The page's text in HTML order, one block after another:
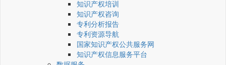
知识产权培训
知识产权咨询
专利分析报告
专利资源导航
国家知识产权公共服务网
知识产权信息服务平台